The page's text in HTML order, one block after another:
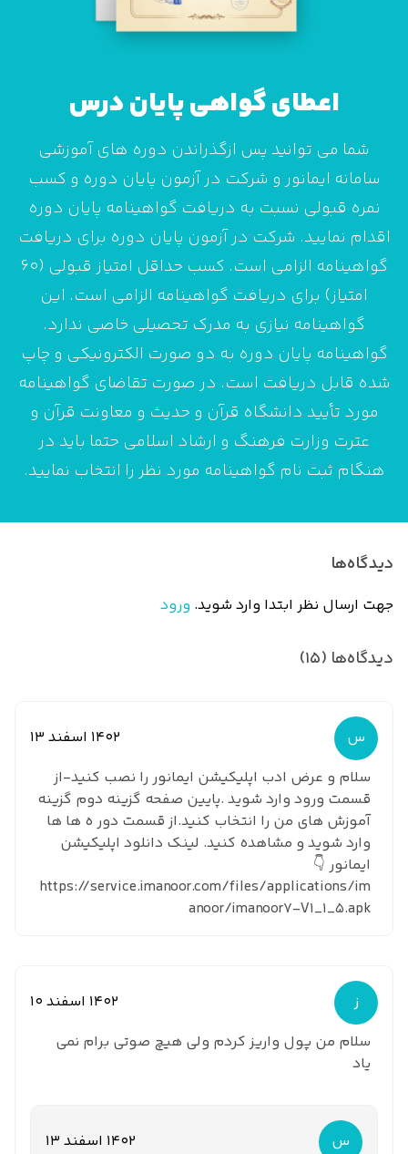
اعطای گواهی پایان درس
شما می توانید پس ازگذراندن دوره های آموزشی
سامانه ایمانور و شرکت در آزمون پایان دوره و کسب
نمره قبولی نسبت به دریافت گواهینامه پایان دوره
اقدام نمایید. شرکت در آزمون پایان دوره برای دریافت
گواهینامه الزامی است. کسب حداقل امتیاز قبولی (60
امتیاز) برای دریافت گواهینامه الزامی است. این
گواهینامه نیازی به مدرک تحصیلی خاصی ندارد.
گواهینامه پایان دوره به دو صورت الکترونیکی و چاپ
شده قابل دریافت است. در صورت تقاضای گواهینامه
مورد تأیید دانشگاه قرآن و حدیث و معاونت قرآن و
عترت وزارت فرهنگ و ارشاد اسلامی حتما باید در
هنگام ثبت نام گواهینامه مورد نظر را انتخاب نمایید.
دیدگاه‌ها
جهت ارسال نظر ابتدا وارد شوید. ورود
دیدگاه‌ها (15)
س
1402 اسفند 13
سلام و عرض ادب اپلیکیشن ایمانور را نصب کنید-از
قسمت ورود وارد شوید .پایین صفحه گزینه دوم گزینه
آموزش های من را انتخاب کنید.از قسمت دور ه ها ها
وارد شوید و مشاهده کنید. لینک دانلود اپلیکیشن
ایمانور 👇
https://service.imanoor.com/files/applications/im
anoor/imanoor7-V1_1_5.apk
ز
1402 اسفند 10
سلام من پول واریز کردم ولی هیچ صوتی برام نمی
یاد
س
1402 اسفند 13